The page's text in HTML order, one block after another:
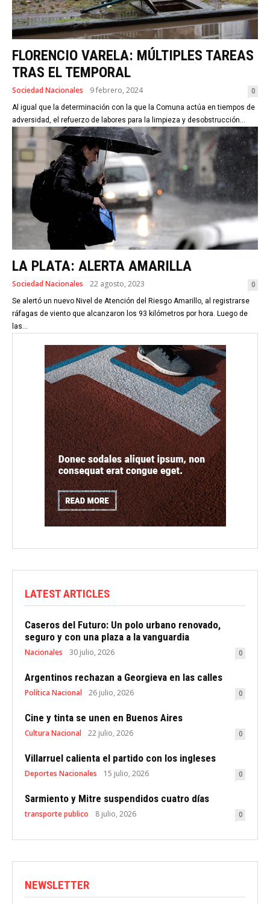
FLORENCIO VARELA: MÚLTIPLES TAREAS
TRAS EL TEMPORAL
Sociedad Nacionales 9 febrero, 2024 0
Al igual que la determinación con la que la Comuna actúa en tiempos de
adversidad, el refuerzo de labores para la limpieza y desobstrucción...
LA PLATA: ALERTA AMARILLA
Sociedad Nacionales 22 agosto, 2023 0
Se alertó un nuevo Nivel de Atención del Riesgo Amarillo, al registrarse
ráfagas de viento que alcanzaron los 93 kilómetros por hora. Luego de
las...
LATEST ARTICLES
Caseros del Futuro: Un polo urbano renovado,
seguro y con una plaza a la vanguardia
Nacionales 30 julio, 2026 0
Argentinos rechazan a Georgieva en las calles
Política Nacional 26 julio, 2026 0
Cine y tinta se unen en Buenos Aires
Cultura Nacional 22 julio, 2026 0
Villarruel calienta el partido con los ingleses
Deportes Nacionales 15 julio, 2026 0
Sarmiento y Mitre suspendidos cuatro días
transporte publico 8 julio, 2026 0
NEWSLETTER